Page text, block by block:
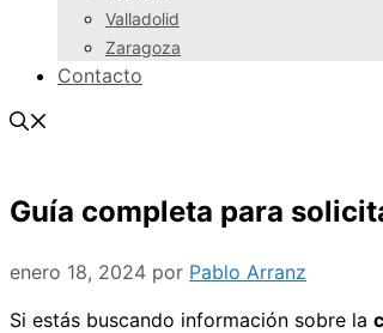
Valladolid
Zaragoza
Contacto
Guía completa para
enero 18, 2024 por Pablo Arranz
Si estás buscando información sobre la